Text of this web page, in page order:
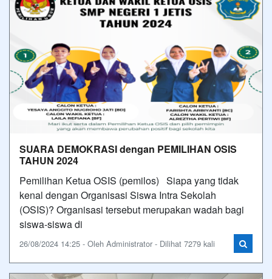
SUARA DEMOKRASI dengan PEMILIHAN OSIS
TAHUN 2024
Pemilihan Ketua OSIS (pemilos) Siapa yang tidak
kenal dengan Organisasi Siswa Intra Sekolah
(OSIS)? Organisasi tersebut merupakan wadah bagi
siswa-siswa di
26/08/2024 14:25 - Oleh Administrator - Dilihat 7279 kali